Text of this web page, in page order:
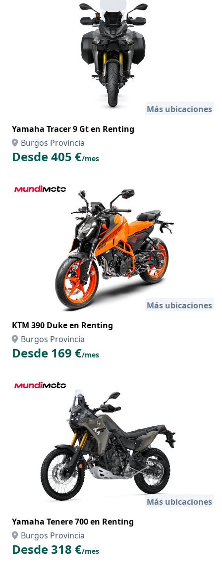
Más ubicaciones
Yamaha Tracer 9 Gt en Renting
Burgos Provincia
Desde 405 €/mes
Más ubicaciones
KTM 390 Duke en Renting
Burgos Provincia
Desde 169 €/mes
Más ubicaciones
Yamaha Tenere 700 en Renting
Burgos Provincia
Desde 318 €/mes